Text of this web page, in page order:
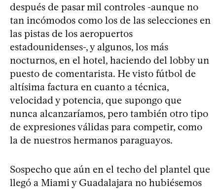
después de pasar mil controles -aunque no
tan incómodos como los de las selecciones en
las pistas de los aeropuertos
estadounidenses-, y algunos, los más
nocturnos, en el hotel, haciendo del lobby un
puesto de comentarista. He visto fútbol de
altísima factura en cuanto a técnica,
velocidad y potencia, que supongo que
nunca alcanzaríamos, pero también otro tipo
de expresiones válidas para competir, como
la de nuestros hermanos paraguayos.
Sospecho que aún en el techo del plantel que
llegó a Miami y Guadalajara no hubiésemos